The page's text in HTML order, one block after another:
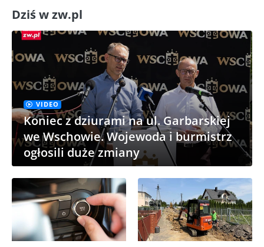
Dziś w zw.pl
VIDEO
Koniec z dziurami na ul. Garbarskiej
we Wschowie. Wojewoda i burmistrz
ogłosili duże zmiany